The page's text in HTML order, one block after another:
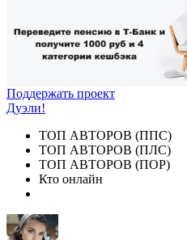
Поддержать проект
Дуэли!
ТОП АВТОРОВ (ППС)
ТОП АВТОРОВ (ПЛС)
ТОП АВТОРОВ (ПОР)
Кто онлайн